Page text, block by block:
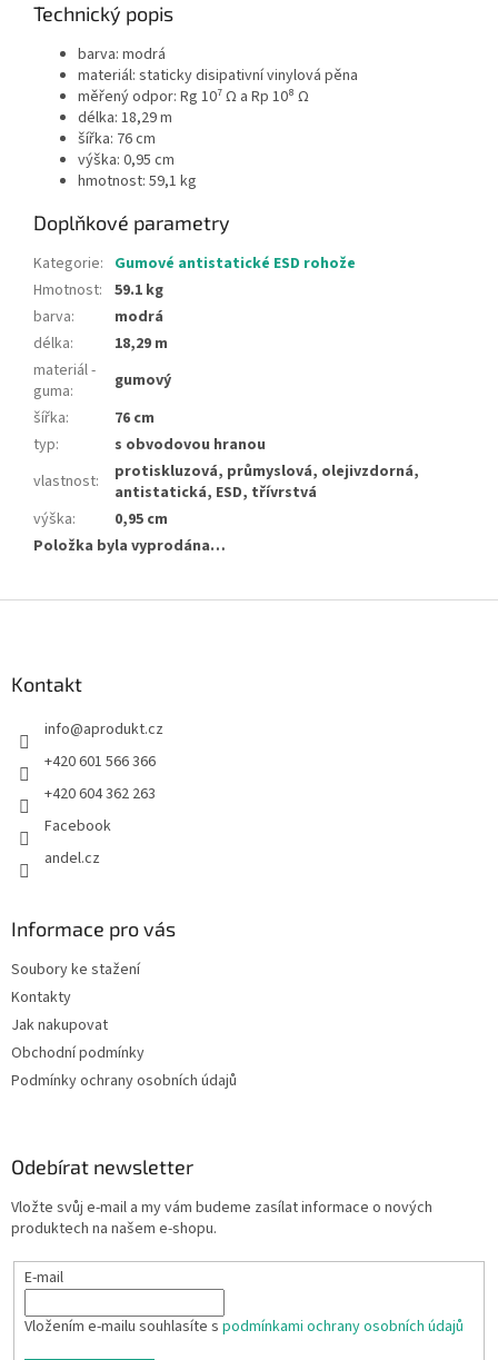
Technický popis
barva: modrá
materiál: staticky disipativní vinylová pěna
měřený odpor: Rg 10⁷ Ω a Rp 10⁸ Ω
délka: 18,29 m
šířka: 76 cm
výška: 0,95 cm
hmotnost: 59,1 kg
Doplňkové parametry
Kategorie: Gumové antistatické ESD rohože
Hmotnost: 59.1 kg
barva:
modrá
délka:
18,29 m
materiál -
guma:
gumový
šířka:
76 cm
typ:
s obvodovou hranou
vlastnost:
protiskluzová, průmyslová, olejivzdorná,
antistatická, ESD, třívrstvá
výška:
0,95 cm
Položka byla vyprodána…
Kontakt
info@aprodukt.cz
+420 601 566 366
+420 604 362 263
Facebook
andel.cz
Informace pro vás
Soubory ke stažení
Kontakty
Jak nakupovat
Obchodní podmínky
Podmínky ochrany osobních údajů
Odebírat newsletter
Vložte svůj e-mail a my vám budeme zasílat informace o nových
produktech na našem e-shopu.
E-mail
Vložením e-mailu souhlasíte s podmínkami ochrany osobních údajů